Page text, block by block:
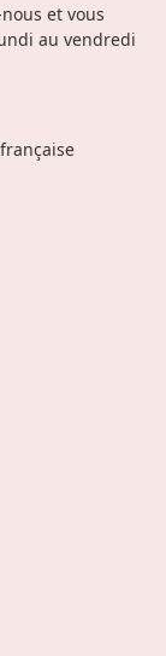
et vous
au vendredi